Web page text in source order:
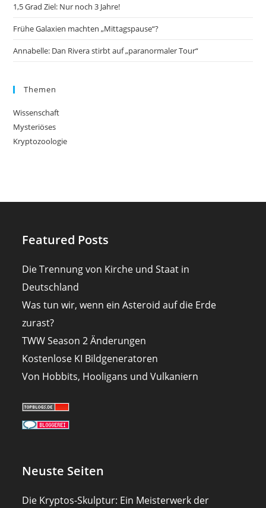
1,5 Grad Ziel: Nur noch 3 Jahre!
Frühe Galaxien machten „Mittagspause“?
Annabelle: Dan Rivera stirbt auf „paranormaler Tour“
Themen
Wissenschaft
Mysteriöses
Kryptozoologie
Featured Posts
Die Trennung von Kirche und Staat in
Deutschland
Was tun wir, wenn ein Asteroid auf die Erde
zurast?
TWW Season 2 Änderungen
Kostenlose KI Bildgeneratoren
Von Hobbits, Hooligans und Vulkaniern
Neuste Seiten
Die Kryptos-Skulptur: Ein Meisterwerk der